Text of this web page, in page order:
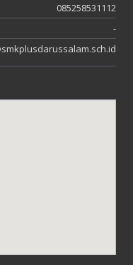
085258531112
-